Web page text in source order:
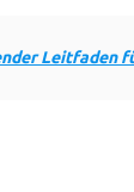
Leitfaden